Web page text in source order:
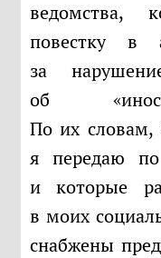
ведомства,
повестку в
за
об
По их словам,
я передаю
и которые
в моих
снабжены